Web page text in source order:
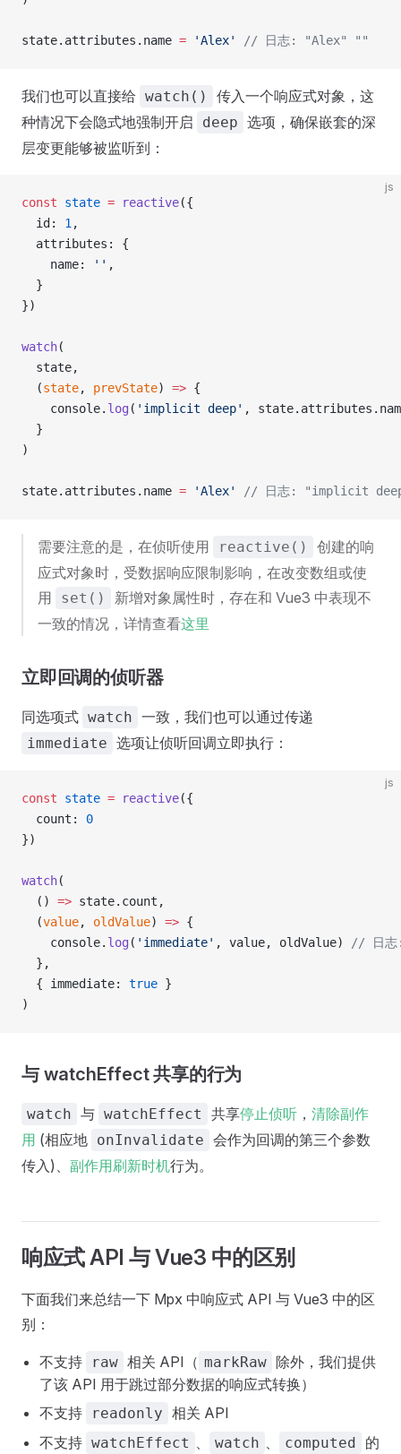
state.attributes.name = 'Alex' // 日志: "Alex" ""
我们也可以直接给 watch()
传入一个响应式对象，这
种情况下会隐式地强制开启
deep 选项，确保嵌套的深
层变更能够被监听到：
js
const state = reactive({
  id:
1 ,
  attributes: {
    name:
'' ,
  }
})
watch(
  state,
  (
state, prevState) => {
    console.
log ( 'implicit deep' ,
  }
)
state.attributes.name = 'Alex' // 日志: "implicit
需要注意的是，在侦听使用 reactive()
创建的响
应式对象时，受数据响应限制影响，在改变数组或使
用
set()
新增对象属性时，存在和 Vue3 中表现不
一致的情况，详情查看这里
立即回调的侦听器
同选项式 watch 一致，我们也可以通过传递
immediate 选项让侦听回调立即执行：
js
const state = reactive({
  count:
0
})
watch(
  ()
=> state.count,
  (
value, oldValue) => {
    console.
log ( 'immediate' , value, oldValue)
// 日志
  },
  { immediate:
true }
)
与 watchEffect 共享的行为
watch 与 watchEffect 共享停止侦听 ， 清除副作
用 (相应地 onInvalidate 会作为回调的第三个参数
传入)、 副作用刷新时机行为。
响应式 API 与 Vue3 中的区别
下面我们来总结一下 Mpx 中响应式 API 与 Vue3 中的区
别：
不支持 raw 相关 API（ markRaw 除外，我们提供
了该 API 用于跳过部分数据的响应式转换）
不支持
readonly 相关 API
不支持 watchEffect 、 watch 、 computed
的